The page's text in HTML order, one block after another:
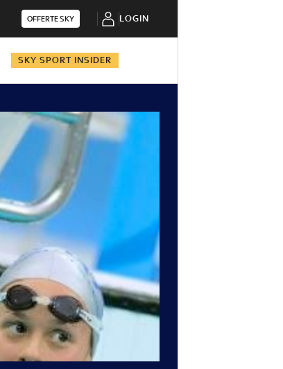
OFFERTE SKY LOGIN
SKY SPORT INSIDER